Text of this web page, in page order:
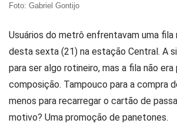
Foto: Gabriel Gontijo
Usuários do metrô enfrentavam uma fila
desta sexta (21) na estação Central. A
para ser algo rotineiro, mas a fila não era
composição. Tampouco para a compra
menos para recarregar o cartão de
motivo? Uma promoção de panetones.